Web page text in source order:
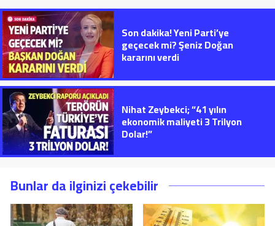
Son dakika! Yeni Parti’ye
geçecek mi? Şeniz Doğan
kararını verdi
Nihat Zeybekci; “41 yılın
ekonomik maliyeti 3 Trilyon
Dolar!”
Bunlar da ilginizi çekebilir